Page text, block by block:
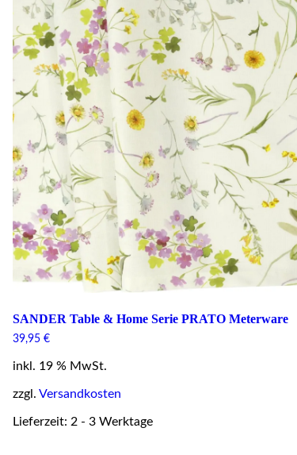
SANDER Table & Home Serie PRATO Meterware
39,95€
inkl. 19 % MwSt.
zzgl.Versandkosten
Lieferzeit: 2 - 3 Werktage